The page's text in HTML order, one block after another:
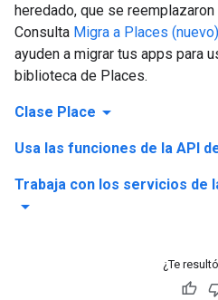
heredado, que se reemplazaron
Consulta Migra a Places (nuevo)
ayuden a migrar tus apps para
biblioteca de Places.
Clase Place arrow_drop_down
Usa las funciones de la API
Trabaja con los servicios de
arrow_drop_down
¿Te